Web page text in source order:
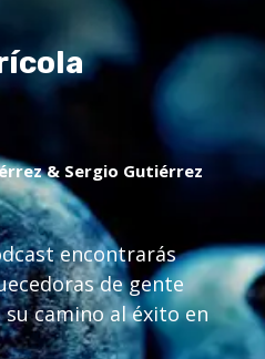
& Sergio Gutiérrez
encontrarás
de gente
camino al éxito en